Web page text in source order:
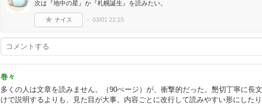
次は『地中の星』か『札幌誕生』を読みたい。
ナイス 03/01 22:15
巻々
多くの人は文章を読みません。（90ぺージ）が、衝撃的だった。懇切丁寧に長
けで説明するよりも、見た目が大事。内容ごとに改行して読みやすい形にした